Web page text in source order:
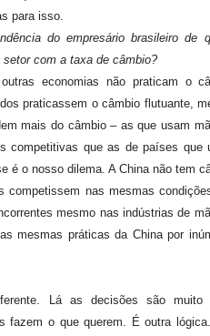
para isso.
do empresário brasileiro de
com a taxa de câmbio?
economias não praticam o
praticassem o câmbio flutuante,
mais do câmbio – as que usam
competitivas que as de países que
é o nosso dilema. A China não tem
competissem nas mesmas
mesmo nas indústrias de
mesmas práticas da China por
Lá as decisões são muito
fazem o que querem. É outra